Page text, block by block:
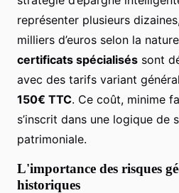
représenter plusieurs
milliers d’euros selon la
certificats spécialisés sont
avec des tarifs variant
150€ TTC. Ce coût, minime
s’inscrit dans une logique de
patrimoniale.
L'importance des risques
historiques